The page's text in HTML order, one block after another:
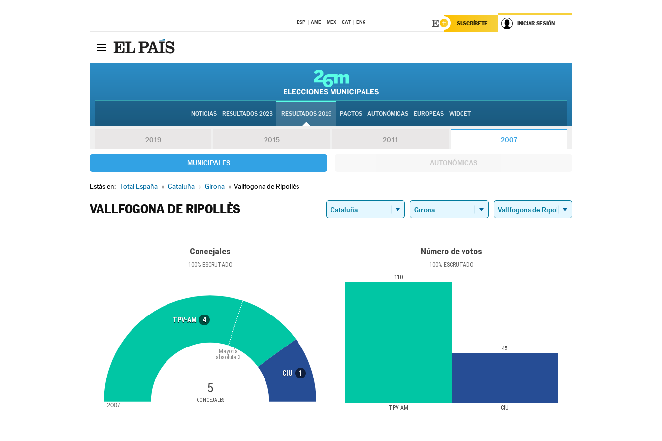
ESP AME MEX CAT ENG SUSCRÍBETE INICIAR SESIÓN
NOTICIAS RESULTADOS 2023 RESULTADOS 2019 PACTOS AUTONÓMICAS EUROPEAS WIDGET
2019 2015 2011 2007
MUNICIPALES AUTONÓMICAS
Estás en: Total España » Cataluña » Girona » Vallfogona de Ripollès
VALLFOGONA DE RIPOLLÈS
Concejales
100%ESCRUTADO
TPV-AM 4
CIU 1
5
CONCEJALES
Mayoría
absoluta 3
2007
Número de votos
100%ESCRUTADO
TPV-AM CIU
110
45